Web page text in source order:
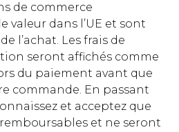
de commerce
valeur dans l’UE et sont
l’achat. Les frais de
seront affichés comme
du paiement avant que
commande. En passant
et acceptez que
et ne seront